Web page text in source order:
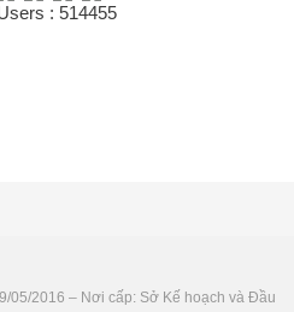
: 514455
05/2016 – Nơi cấp: Sở Kế hoạch và Đầu